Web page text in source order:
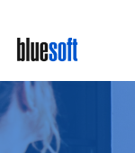
main
content